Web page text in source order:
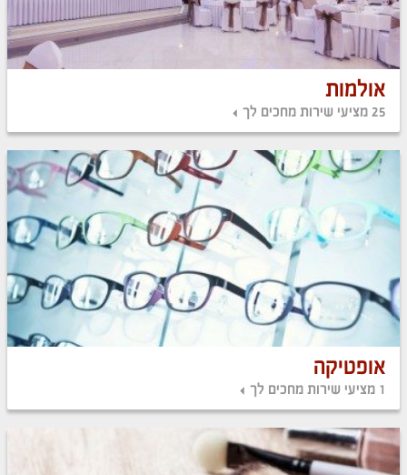
אולמות
25 מציעי שירות מחכים לך
אופטיקה
1 מציעי שירות מחכים לך